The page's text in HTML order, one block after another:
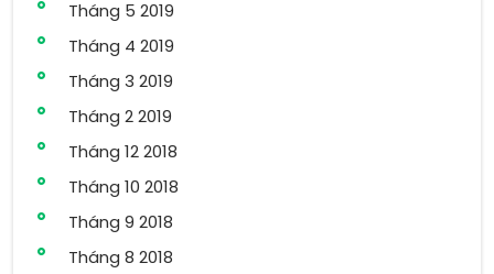
Tháng 5 2019
Tháng 4 2019
Tháng 3 2019
Tháng 2 2019
Tháng 12 2018
Tháng 10 2018
Tháng 9 2018
Tháng 8 2018